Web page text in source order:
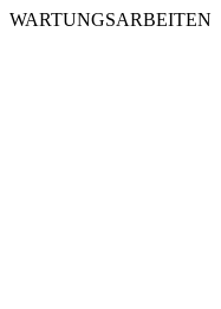
WARTUNGSARBEITEN